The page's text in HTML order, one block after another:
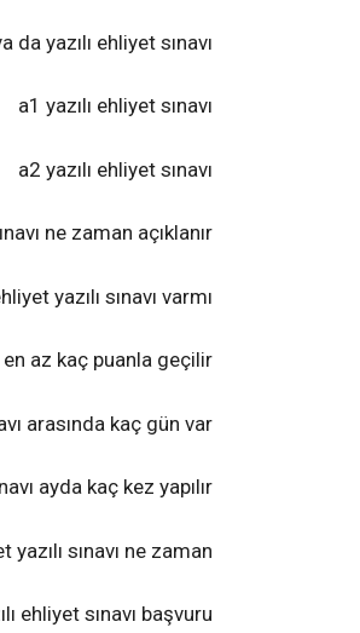
da yazılı ehliyet sınavı
a1 yazılı ehliyet sınavı
a2 yazılı ehliyet sınavı
ne zaman açıklanır
yazılı sınavı varmı
en az kaç puanla geçilir
arasında kaç gün var
ayda kaç kez yapılır
yazılı sınavı ne zaman
ehliyet sınavı başvuru